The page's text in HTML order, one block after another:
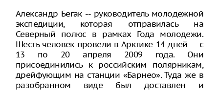
Александр Бегак -- руководитель молодежной
экспедиции, которая отправилась на
Северный полюс в рамках Года молодежи.
Шесть человек провели в Арктике 14 дней -- с
13 по 20 апреля 2009 года. Они
присоединились к российским полярникам,
дрейфующим на станции «Барнео». Туда же в
разобранном виде был доставлен и